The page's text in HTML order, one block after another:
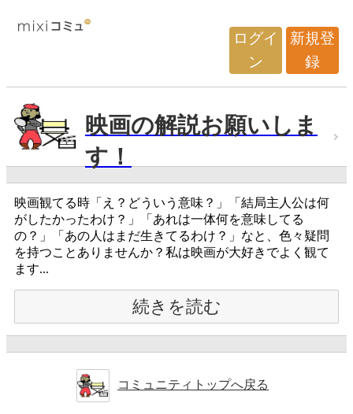
ログイ
ン
新規登
録
映画の解説お願いしま
す！
映画観てる時「え？どういう意味？」「結局主人公は何
がしたかったわけ？」「あれは一体何を意味してる
の？」「あの人はまだ生きてるわけ？」なと、色々疑問
を持つことありませんか？私は映画が大好きでよく観て
ます...
続きを読む
コミュニティトップへ戻る